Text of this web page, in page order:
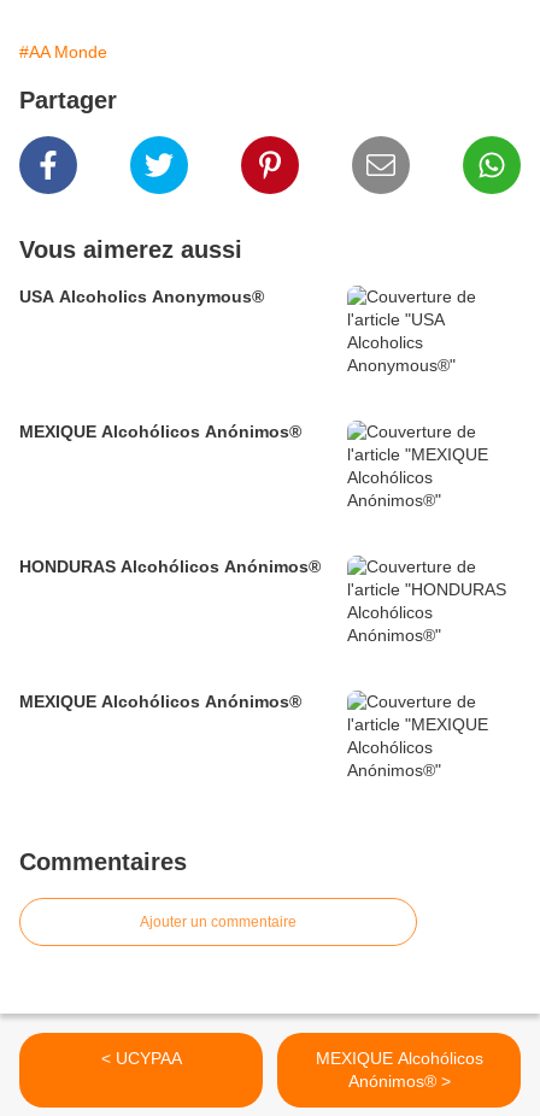
#AA Monde
Partager
Vous aimerez aussi
USA Alcoholics Anonymous®
MEXIQUE Alcohólicos Anónimos®
HONDURAS Alcohólicos Anónimos®
MEXIQUE Alcohólicos Anónimos®
Commentaires
Ajouter un commentaire
< UCYPAA
MEXIQUE Alcohólicos
Anónimos® >